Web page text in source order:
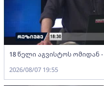
18 წელი აგვისტოს ომიდან
2026/08/07 19:55